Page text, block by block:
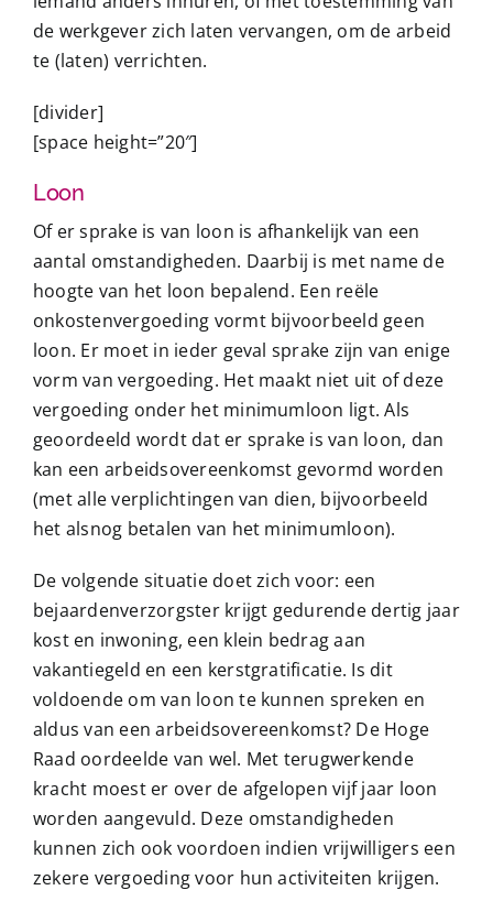
de werkgever zich laten vervangen, om de arbeid
te (laten) verrichten.
[divider]
[space height=”20″]
Loon
Of er sprake is van loon is afhankelijk van een
aantal omstandigheden. Daarbij is met name de
hoogte van het loon bepalend. Een reële
onkostenvergoeding vormt bijvoorbeeld geen
loon. Er moet in ieder geval sprake zijn van enige
vorm van vergoeding. Het maakt niet uit of deze
vergoeding onder het minimumloon ligt. Als
geoordeeld wordt dat er sprake is van loon, dan
kan een arbeidsovereenkomst gevormd worden
(met alle verplichtingen van dien, bijvoorbeeld
het alsnog betalen van het minimumloon).
De volgende situatie doet zich voor: een
bejaardenverzorgster krijgt gedurende dertig jaar
kost en inwoning, een klein bedrag aan
vakantiegeld en een kerstgratificatie. Is dit
voldoende om van loon te kunnen spreken en
aldus van een arbeidsovereenkomst? De Hoge
Raad oordeelde van wel. Met terugwerkende
kracht moest er over de afgelopen vijf jaar loon
worden aangevuld. Deze omstandigheden
kunnen zich ook voordoen indien vrijwilligers een
zekere vergoeding voor hun activiteiten krijgen.